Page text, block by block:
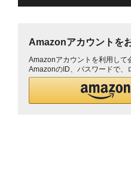
Amazonアカウントを
Amazonアカウントを利用して
AmazonのID、パスワードで、